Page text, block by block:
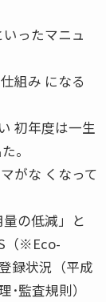
ったマニュ
組み になる
初年度は一生
。
がな くなって
の低減」と
（※Eco-
録状況（平成
監査規則）